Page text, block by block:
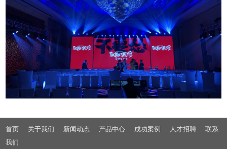
首页 关于我们 新闻动态 产品中心 成功案例 人才招聘
联系
我们